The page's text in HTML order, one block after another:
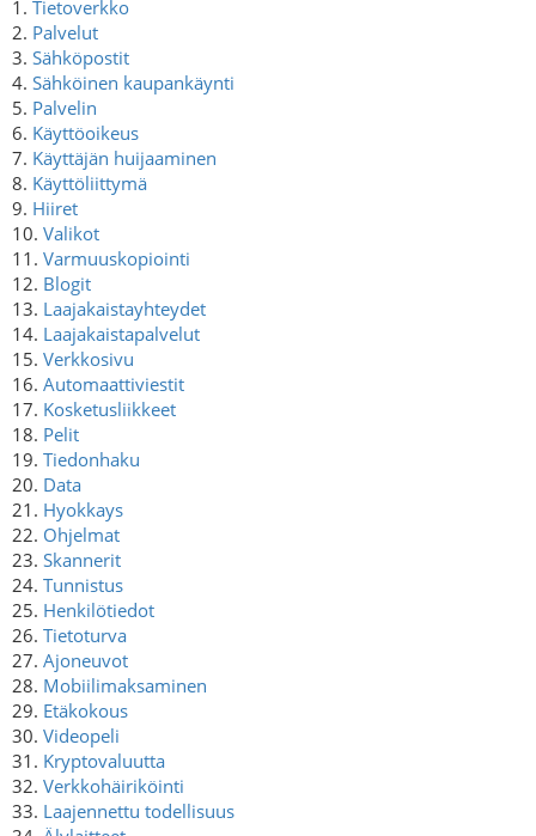
1. Tietoverkko
2. Palvelut
3. Sähköpostit
4. Sähköinen kaupankäynti
5. Palvelin
6. Käyttöoikeus
7. Käyttäjän huijaaminen
8. Käyttöliittymä
9. Hiiret
10. Valikot
11. Varmuuskopiointi
12. Blogit
13. Laajakaistayhteydet
14. Laajakaistapalvelut
15. Verkkosivu
16. Automaattiviestit
17. Kosketusliikkeet
18. Pelit
19. Tiedonhaku
20. Data
21. Hyokkays
22. Ohjelmat
23. Skannerit
24. Tunnistus
25. Henkilötiedot
26. Tietoturva
27. Ajoneuvot
28. Mobiilimaksaminen
29. Etäkokous
30. Videopeli
31. Kryptovaluutta
32. Verkkohäiriköinti
33. Laajennettu todellisuus